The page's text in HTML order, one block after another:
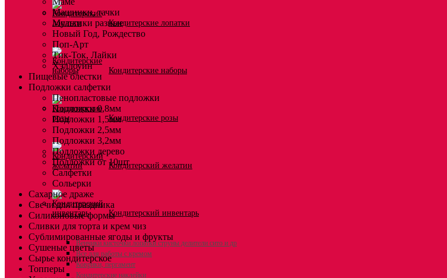
Кондитерские лопатки
Кондитерские наборы
Кондитерские розы
Кондитерский желатин
Кондитерский инвентарь
Венчики кисточки лопатки струны делители сито и др
Все для работы с кремом
Коврики, пергамент
Кондитерские наклейки
Машинки, тачки
Мультики разные
Новый Год, Рождество
Поп-Арт
Тик-Ток, Лайки
Хэллоуин
Пищевые блестки
Подложки салфетки
Пенопластовые подложки
Подложки 0,8мм
Подложки 1,5мм
Подложки 2,5мм
Подложки 3,2мм
Подложки дерево
Подложки от 10шт
Салфетки
Сольерки
Сахарное драже
Свечи для праздника
Силиконовые формы
Сливки для торта и крем чиз
Сублимированные ягоды и фрукты
Сушеные цветы
Сырье кондитерское
Топперы